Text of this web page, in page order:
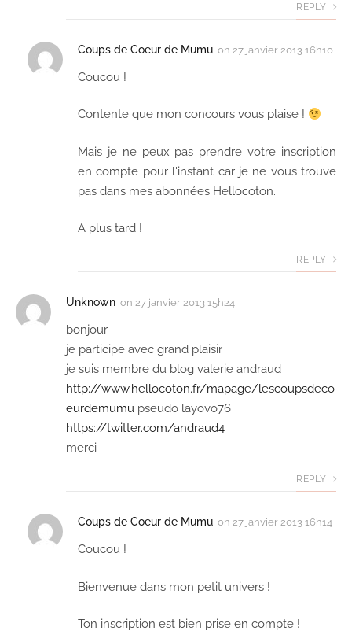
REPLY
Coups de Coeur de Mumu on 27 janvier 2013 16h10
Coucou !
Contente que mon concours vous plaise !
Mais je ne peux pas prendre votre inscription
en compte pour l'instant car je ne vous trouve
pas dans mes abonnées Hellocoton.
A plus tard !
REPLY
Unknown on 27 janvier 2013 15h24
bonjour
je participe avec grand plaisir
je suis membre du blog valerie andraud
http://www.hellocoton.fr/mapage/lescoupsdeco
eurdemumu pseudo layovo76
https://twitter.com/andraud4
merci
REPLY
Coups de Coeur de Mumu on 27 janvier 2013 16h14
Coucou !
Bienvenue dans mon petit univers !
Ton inscription est bien prise en compte !